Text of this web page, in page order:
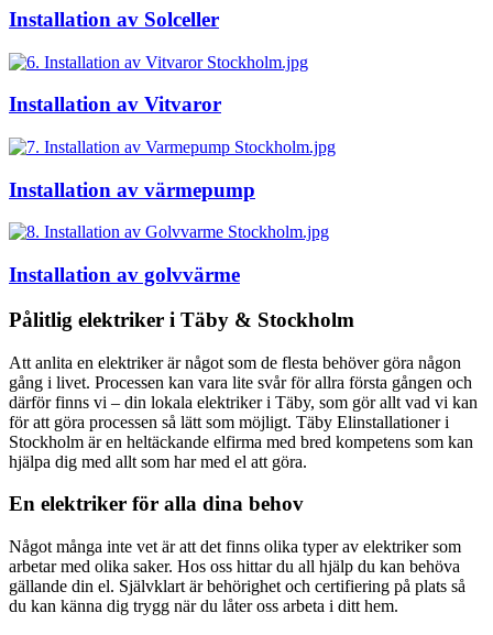
Installation av Solceller
Installation av Vitvaror
Installation av värmepump
Installation av golvvärme
Pålitlig elektriker i Täby & Stockholm
Att anlita en elektriker är något som de flesta behöver göra någon
gång i livet. Processen kan vara lite svår för allra första gången och
därför finns vi – din lokala elektriker i Täby, som gör allt vad vi kan
för att göra processen så lätt som möjligt. Täby Elinstallationer i
Stockholm är en heltäckande elfirma med bred kompetens som kan
hjälpa dig med allt som har med el att göra.
En elektriker för alla dina behov
Något många inte vet är att det finns olika typer av elektriker som
arbetar med olika saker. Hos oss hittar du all hjälp du kan behöva
gällande din el. Självklart är behörighet och certifiering på plats så
du kan känna dig trygg när du låter oss arbeta i ditt hem.